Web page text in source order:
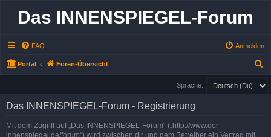
Das INNENSPIEGEL-Forum
FAQ Anmelden
Portal Foren-Übersicht
Sprache:
Das INNENSPIEGEL-Forum - Registrierung
Mit dem Zugriff auf „Das INNENSPIEGEL-Forum“ („http://www.der-
innenspiegel.de/forum“) wird zwischen dir und dem Betreiber ein Vertrag mit